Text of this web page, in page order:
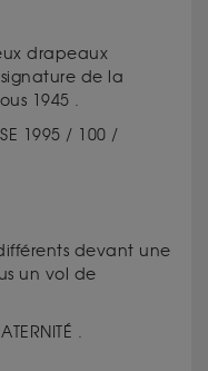
drapeaux
de la
1945 .
1995 / 100 /
devant une
un vol de
.